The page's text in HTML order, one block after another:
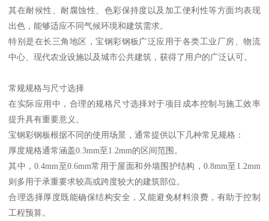
其在耐候性、耐腐蚀性、色彩保持度以及加工便利性等方面均表现
出色，能够适应不同气候环境和建筑需求。
特别是在长三角地区，宝钢彩钢板广泛应用于各类工业厂房、物流
中心、现代农业设施以及城市公共建筑，获得了用户的广泛认可。
常规规格与尺寸选择
在实际应用中，合理的规格尺寸选择对于项目成本控制与施工效率
提升具有重要意义。
宝钢彩钢板根据不同的使用场景，通常提供以下几种常见规格：
厚度规格通常涵盖0.3mm至1.2mm的区间范围。
其中，0.4mm至0.6mm常用于屋面和外墙围护结构，0.8mm至1.2mm
则多用于承重要求较高或跨度较大的建筑部位。
合理选择厚度既能确保结构安全，又能避免材料浪费，有助于控制
工程预算。